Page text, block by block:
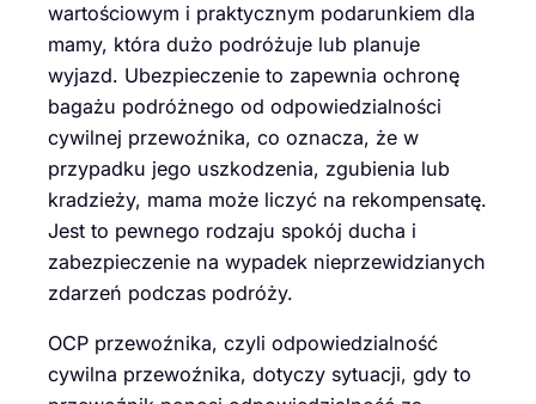
wartościowym i praktycznym podarunkiem dla
mamy, która dużo podróżuje lub planuje
wyjazd. Ubezpieczenie to zapewnia ochronę
bagażu podróżnego od odpowiedzialności
cywilnej przewoźnika, co oznacza, że w
przypadku jego uszkodzenia, zgubienia lub
kradzieży, mama może liczyć na rekompensatę.
Jest to pewnego rodzaju spokój ducha i
zabezpieczenie na wypadek nieprzewidzianych
zdarzeń podczas podróży.
OCP przewoźnika, czyli odpowiedzialność
cywilna przewoźnika, dotyczy sytuacji, gdy to